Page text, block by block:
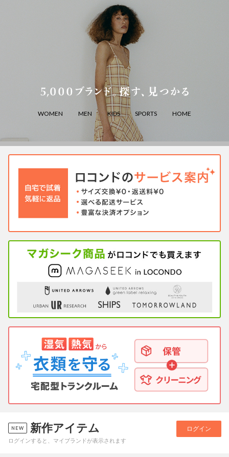
WOMEN MEN KIDS SPORTS HOME
新作アイテム ログイン
ログインすると、マイブランドが表示されます